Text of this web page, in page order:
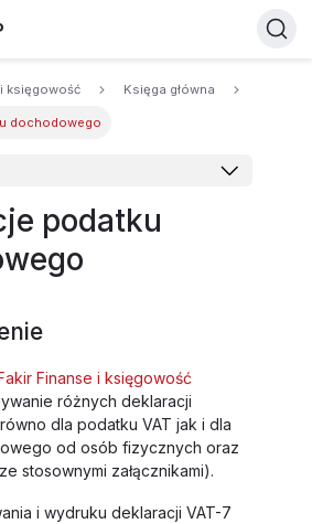
księgowość Księga główna
dochodowego
podatku
Finanse i księgowość
różnych deklaracji
dla podatku VAT jak i dla
od osób fizycznych oraz
stosownymi załącznikami).
i wydruku deklaracji VAT-7